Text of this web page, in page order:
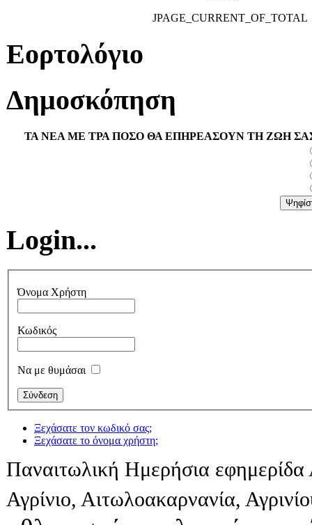
JPAGE_CURRENT_OF_TOTAL
Εορτολόγιο
Δημοσκόπηση
ΤΑ ΝΕΑ ΜΕ ΤΡΑ ΠΟΣΟ ΘΑ ΕΠΗΡΕΑΣΟΥΝ ΤΗ ΖΩΗ
Login...
Όνομα Χρήστη
Κωδικός
Να με θυμάσαι
Ξεχάσατε τον κωδικό σας;
Ξεχάσατε το όνομα χρήστη;
Παναιτωλική Ημερήσια εφημερίδα
Αγρίνιο, Αιτωλοακαρνανία,